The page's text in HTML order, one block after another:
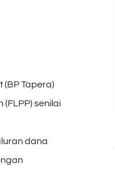
Tapera)
senilai
dana